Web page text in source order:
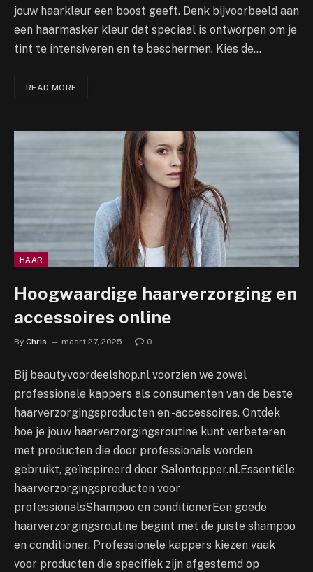
jouw haarkleur een boost geeft. Denk bijvoorbeeld aan
een haarmasker kleur dat speciaal is ontworpen om je
tint te intensiveren en te beschermen. Kies de…
READ MORE
HAAR
Hoogwaardige haarverzorging en
accessoires online
By Chris maart 27, 2025 0
Bij beautyvoordeelshop.nl voorzien we zowel
professionele kappers als consumenten van de beste
haarverzorgingsproducten en -accessoires. Ontdek
hoe je jouw haarverzorgingsroutine kunt verbeteren
met producten die door professionals worden
gebruikt, geïnspireerd door Salontopper.nl.Essentiële
haarverzorgingsproducten voor
professionalsShampoo en conditionerEen goede
haarverzorgingsroutine begint met de juiste shampoo
en conditioner. Professionele kappers kiezen vaak
voor producten die specifiek zijn afgestemd op